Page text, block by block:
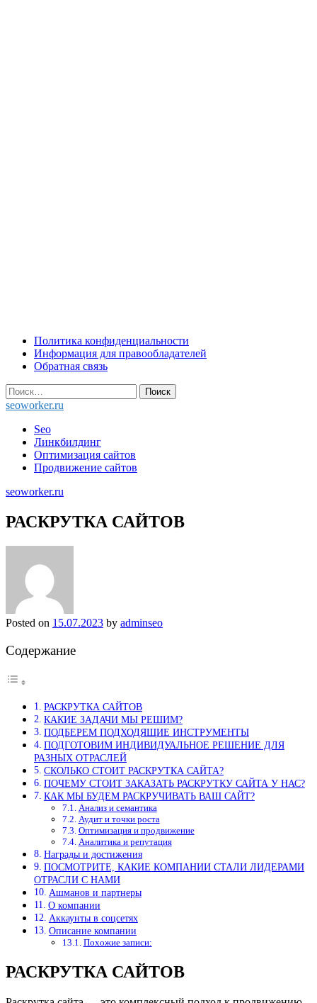
Skip
content
Политика конфиденциальности
Информация для правообладателей
Обратная связь
Найти:
seoworker.ru
Seo
Линкбилдинг
Оптимизация сайтов
Продвижение сайтов
seoworker.ru
РАСКРУТКА САЙТОВ
Posted on 15.07.2023 by adminseo
Содержание
РАСКРУТКА САЙТОВ
КАКИЕ ЗАДАЧИ МЫ РЕШИМ?
ПОДБЕРЕМ ПОДХОДЯЩИЕ ИНСТРУМЕНТЫ
ПОДГОТОВИМ ИНДИВИДУАЛЬНОЕ РЕШЕНИЕ ДЛЯ
РАЗНЫХ ОТРАСЛЕЙ
СКОЛЬКО СТОИТ РАСКРУТКА САЙТА?
ПОЧЕМУ СТОИТ ЗАКАЗАТЬ РАСКРУТКУ САЙТА У НАС?
КАК МЫ БУДЕМ РАСКРУЧИВАТЬ ВАШ САЙТ?
Анализ и семантика
Аудит и точки роста
Оптимизация и продвижение
Аналитика и репутация
Награды и достижения
ПОСМОТРИТЕ, КАКИЕ КОМПАНИИ СТАЛИ ЛИДЕРАМИ
ОТРАСЛИ С НАМИ
Ашманов и партнеры
О компании
Аккаунты в соцсетях
Описание компании
Похожие записи:
РАСКРУТКА САЙТОВ